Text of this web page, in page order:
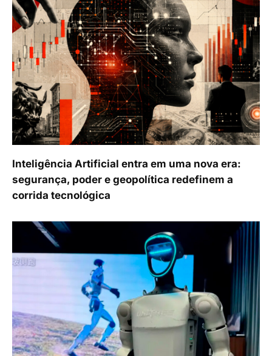
Inteligência Artificial entra em uma nova era:
segurança, poder e geopolítica redefinem a
corrida tecnológica